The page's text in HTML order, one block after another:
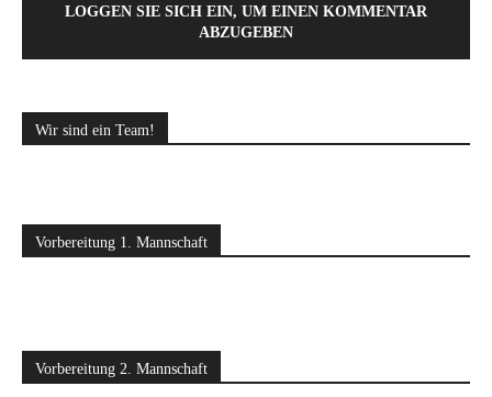
LOGGEN SIE SICH EIN, UM EINEN KOMMENTAR
ABZUGEBEN
Wir sind ein Team!
Vorbereitung 1. Mannschaft
Vorbereitung 2. Mannschaft